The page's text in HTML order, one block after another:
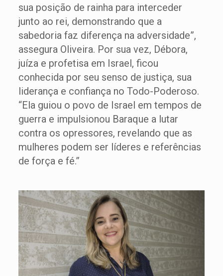
sua posição de rainha para interceder
junto ao rei, demonstrando que a
sabedoria faz diferença na adversidade”,
assegura Oliveira. Por sua vez, Débora,
juíza e profetisa em Israel, ficou
conhecida por seu senso de justiça, sua
liderança e confiança no Todo-Poderoso.
“Ela guiou o povo de Israel em tempos de
guerra e impulsionou Baraque a lutar
contra os opressores, revelando que as
mulheres podem ser líderes e referências
de força e fé.”